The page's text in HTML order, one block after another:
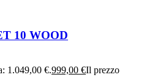
10 WOOD
1.049,00 €.999,00 €Il prezzo